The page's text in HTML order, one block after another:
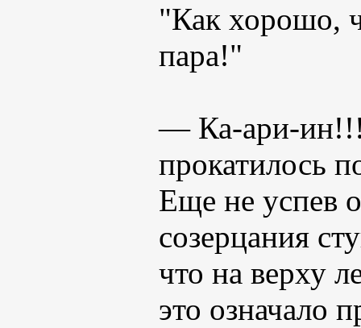
"Как хорошо,
пара!"
— Ка-ари-ин!!!
прокатилось
Еще не успев
созерцания
что на верху
это означало